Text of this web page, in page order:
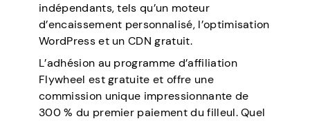
indépendants, tels qu’un moteur
d’encaissement personnalisé, l’optimisation
WordPress et un CDN gratuit.
L’adhésion au programme d’affiliation
Flywheel est gratuite et offre une
commission unique impressionnante de
300 % du premier paiement du filleul. Quel